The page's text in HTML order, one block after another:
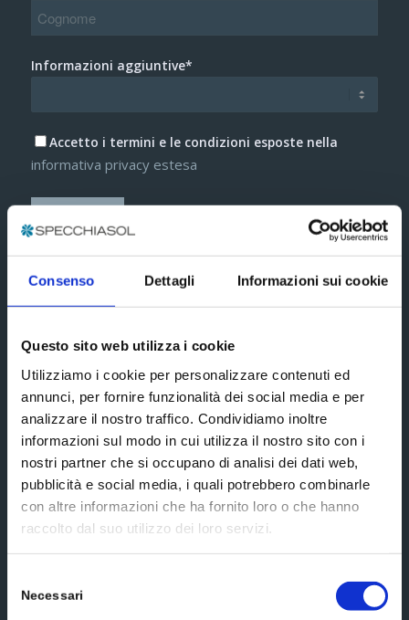
Consenso Dettagli Informazioni sui cookie
Questo sito web utilizza i cookie
Utilizziamo i cookie per personalizzare contenuti ed
annunci, per fornire funzionalità dei social media e per
analizzare il nostro traffico. Condividiamo inoltre
informazioni sul modo in cui utilizza il nostro sito con i
nostri partner che si occupano di analisi dei dati web,
pubblicità e social media, i quali potrebbero combinarle
con altre informazioni che ha fornito loro o che hanno
raccolto dal suo utilizzo dei loro servizi.
delNecessari
Informazioni aggiuntive*
Accetto i termini e le condizioni esposte nella
informativa privacy estesa
Social media
Scrivici un messaggio